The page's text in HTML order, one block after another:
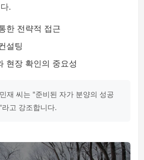
.
한 전략적 접근
설팅
현장 확인의 중요성
재 씨는 "준비된 자가 분양의 성공
고 강조합니다.